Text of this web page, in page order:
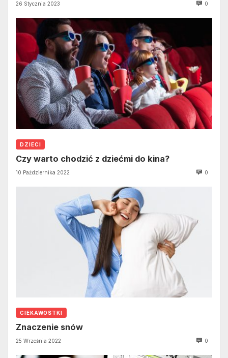
26 Stycznia 2023 0
DZIECI
Czy warto chodzić z dziećmi do kina?
10 Października 2022 0
CIEKAWOSTKI
Znaczenie snów
25 Września 2022 0